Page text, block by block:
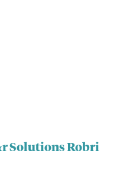
Solutions Robri